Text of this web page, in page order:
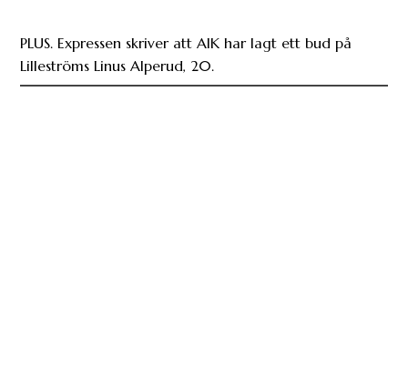
PLUS. Expressen skriver att AIK har lagt ett bud på
Lilleströms Linus Alperud, 20.